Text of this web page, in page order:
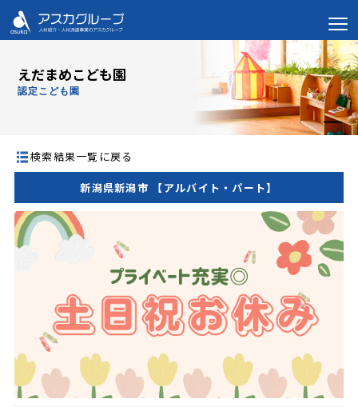
えだまめこども園
認定こども園
検索結果一覧に戻る
新潟県新潟市 【アルバイト・パート】